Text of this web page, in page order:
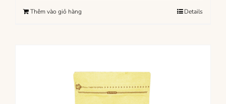
Thêm vào giỏ hàng Details